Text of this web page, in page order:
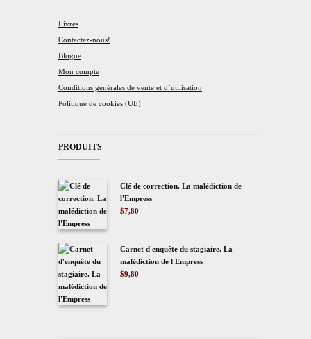
Livres
Contactez-nous!
Blogue
Mon compte
Conditions générales de vente et d’utilisation
Politique de cookies (UE)
PRODUITS
Clé de correction. La malédiction de
l'Empress
$7,80
Carnet d'enquête du stagiaire. La
malédiction de l'Empress
$9,80